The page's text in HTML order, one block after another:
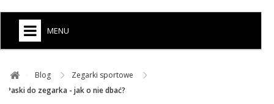
MENU
ZEGARKI DO BIEGANIA
Blog ​
Zegarki sportowe ​
Paski do zegarka - jak o nie dbać?